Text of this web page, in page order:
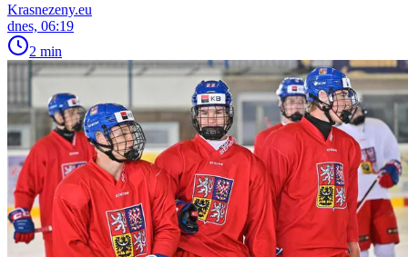
Krasnezeny.eu
dnes, 06:19
2 min